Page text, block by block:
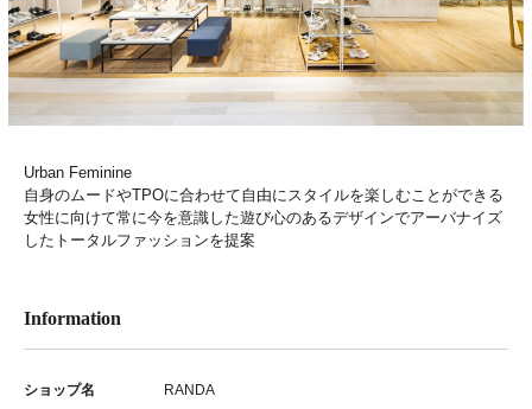
Urban Feminine
自身のムードやTPOに合わせて自由にスタイルを楽しむことができる
女性に向けて常に今を意識した遊び心のあるデザインでアーバナイズ
したトータルファッションを提案
Information
ショップ名 RANDA